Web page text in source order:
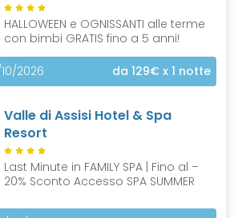
HALLOWEEN e OGNISSANTI alle terme
con bimbi GRATIS fino a 5 anni!
2026 da 129€ x 1 notte
Valle di Assisi Hotel & Spa
Resort
Last Minute in FAMILY SPA | Fino al –
20% Sconto Accesso SPA SUMMER